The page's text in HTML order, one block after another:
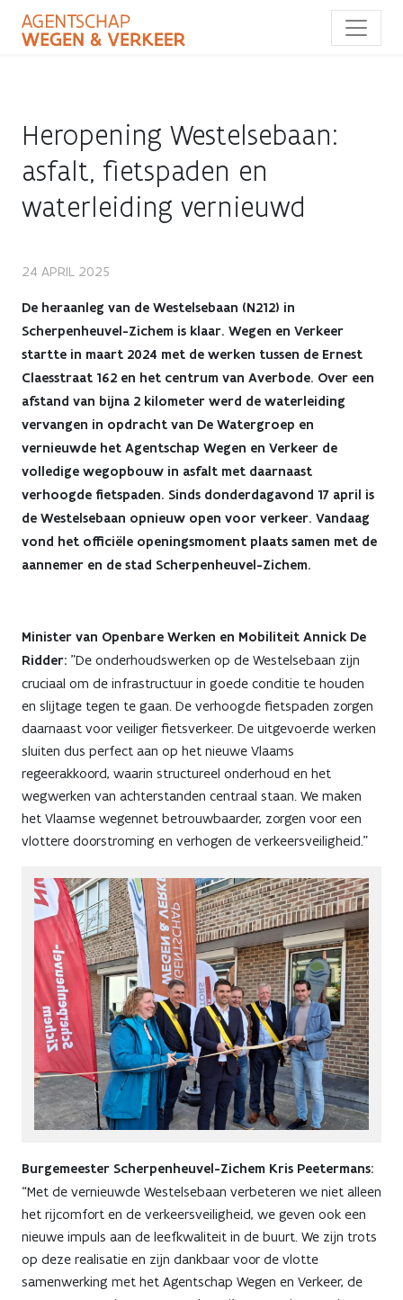
naar
Heropening Westelsebaan:
asfalt, fietspaden en
waterleiding vernieuwd
Heropening
Westelsebaan:
asfalt,
fietspaden
en
waterleiding
vernieuwd
24 APRIL 2025
De heraanleg van de Westelsebaan (N212) in
Scherpenheuvel-Zichem is klaar. Wegen en Verkeer
startte in maart 2024 met de werken tussen de Ernest
Claesstraat 162 en het centrum van Averbode. Over een
afstand van bijna 2 kilometer werd de waterleiding
vervangen in opdracht van De Watergroep en
vernieuwde het Agentschap Wegen en Verkeer de
volledige wegopbouw in asfalt met daarnaast
verhoogde fietspaden. Sinds donderdagavond 17 april is
de Westelsebaan opnieuw open voor verkeer. Vandaag
vond het officiële openingsmoment plaats samen met de
aannemer en de stad Scherpenheuvel-Zichem.
Minister van Openbare Werken en Mobiliteit Annick De
Ridder: "De onderhoudswerken op de Westelsebaan zijn
cruciaal om de infrastructuur in goede conditie te houden
en slijtage tegen te gaan. De verhoogde fietspaden zorgen
daarnaast voor veiliger fietsverkeer. De uitgevoerde werken
sluiten dus perfect aan op het nieuwe Vlaams
regeerakkoord, waarin structureel onderhoud en het
wegwerken van achterstanden centraal staan. We maken
het Vlaamse wegennet betrouwbaarder, zorgen voor een
vlottere doorstroming en verhogen de verkeersveiligheid."
Burgemeester Scherpenheuvel-Zichem Kris Peetermans:
“Met de vernieuwde Westelsebaan verbeteren we niet alleen
het rijcomfort en de verkeersveiligheid, we geven ook een
nieuwe impuls aan de leefkwaliteit in de buurt. We zijn trots
op deze realisatie en zijn dankbaar voor de vlotte
samenwerking met het Agentschap Wegen en Verkeer, de